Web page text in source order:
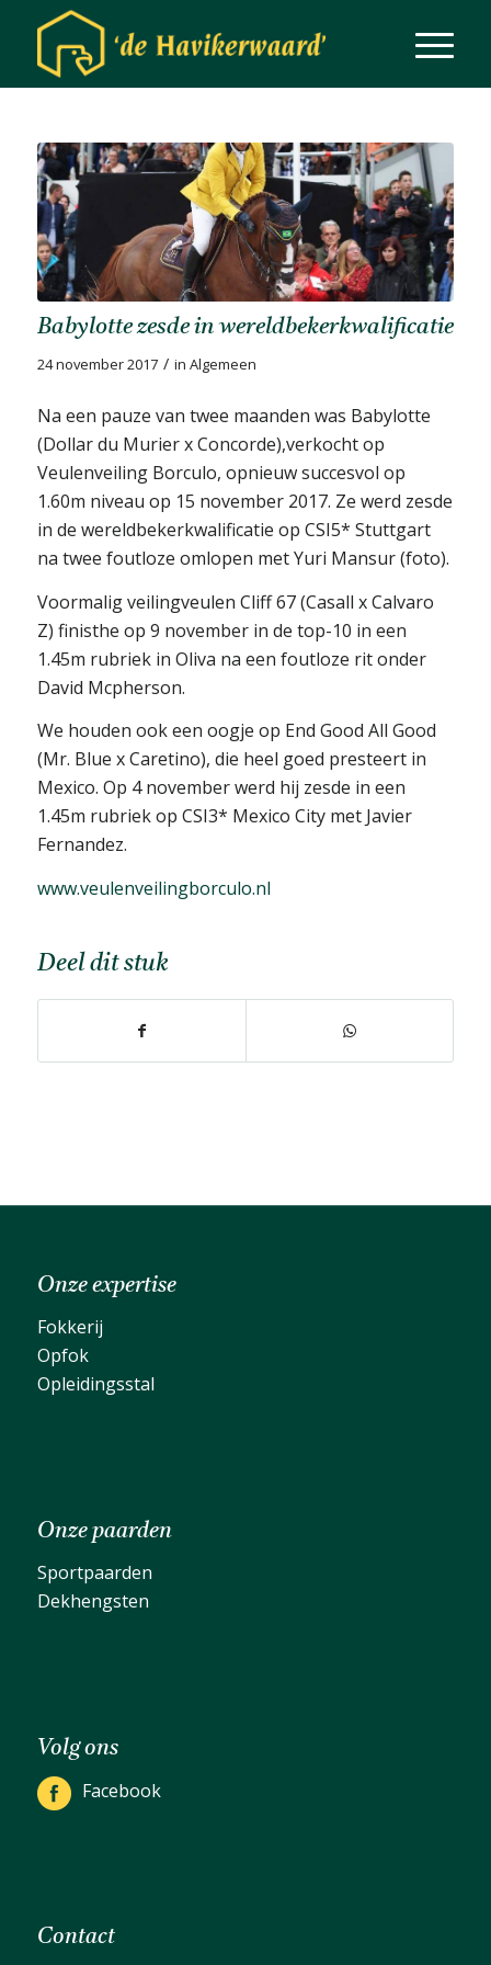
Babylotte zesde in wereldbekerkwalificatie
24 november 2017 / in Algemeen
Na een pauze van twee maanden was Babylotte
(Dollar du Murier x Concorde),verkocht op
Veulenveiling Borculo, opnieuw succesvol op
1.60m niveau op 15 november 2017. Ze werd zesde
in de wereldbekerkwalificatie op CSI5* Stuttgart
na twee foutloze omlopen met Yuri Mansur (foto).
Voormalig veilingveulen Cliff 67 (Casall x Calvaro
Z) finisthe op 9 november in de top-10 in een
1.45m rubriek in Oliva na een foutloze rit onder
David Mcpherson.
We houden ook een oogje op End Good All Good
(Mr. Blue x Caretino), die heel goed presteert in
Mexico. Op 4 november werd hij zesde in een
1.45m rubriek op CSI3* Mexico City met Javier
Fernandez.
www.veulenveilingborculo.nl
Deel dit stuk
Onze expertise
Fokkerij
Opfok
Opleidingsstal
Onze paarden
Sportpaarden
Dekhengsten
Volg ons
Facebook
Contact